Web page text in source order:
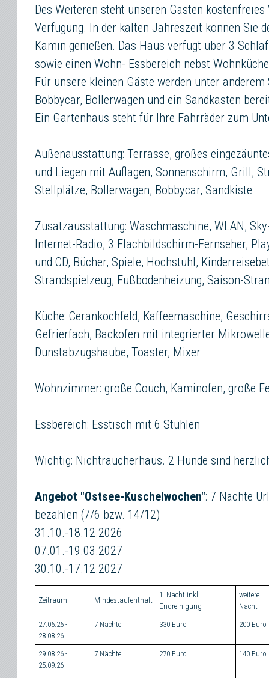
Des Weiteren steht unseren Gästen
Verfügung. In der kalten Jahreszeit können Sie
Kamin genießen. Das Haus verfügt über 3
sowie einen Wohn- Essbereich nebst
Für unsere kleinen Gäste werden unter
Bobbycar, Bollerwagen und ein Sandkasten
Ein Gartenhaus steht für Ihre Fahrräder zum
Außenausstattung: Terrasse, großes
und Liegen mit Auflagen, Sonnenschirm, Grill,
Stellplätze, Bollerwagen, Bobbycar, Sandkiste
Zusatzausstattung: Waschmaschine, WLAN,
Internet-Radio, 3 Flachbildschirm-Fernseher,
und CD, Bücher, Spiele, Hochstuhl,
Strandspielzeug, Fußbodenheizung, Saison-
Küche: Cerankochfeld, Kaffeemaschine,
Gefrierfach, Backofen mit integrierter
Dunstabzugshaube, Toaster, Mixer
Wohnzimmer: große Couch, Kaminofen, große
Essbereich: Esstisch mit 6 Stühlen
Wichtig: Nichtraucherhaus. 2 Hunde sind
Angebot "Ostsee-Kuschelwochen": 7 Nächte
bezahlen (7/6 bzw. 14/12)
31.10.-18.12.2026
07.01.-19.03.2027
30.10.-17.12.2027
Zeitraum Mindestaufenthalt
1. Nacht inkl.
Endreinigung
weitere
Nacht
27.06.26 -
28.08.26
7 Nächte 330 Euro 200 Euro
29.08.26 -
25.09.26
7 Nächte 270 Euro 140 Euro